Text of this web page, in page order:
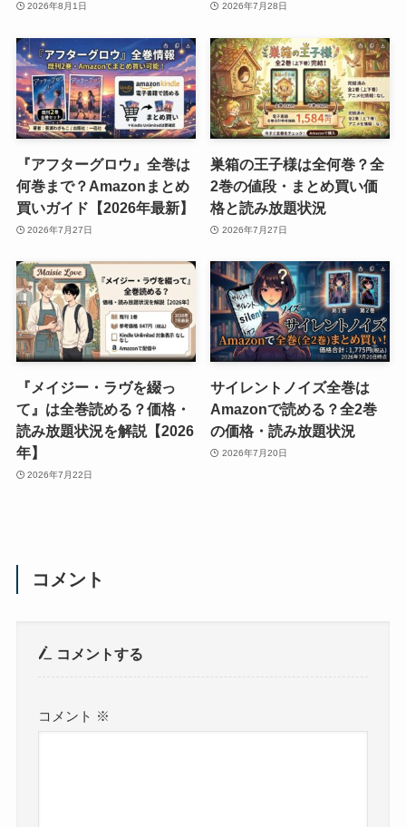
2026年8月1日 2026年7月28日
『アフターグロウ』全巻は
何巻まで？Amazonまとめ
買いガイド【2026年最新】
2026年7月27日
巣箱の王子様は全何巻？全
2巻の値段・まとめ買い価
格と読み放題状況
2026年7月27日
『メイジー・ラヴを綴っ
て』は全巻読める？価格・
読み放題状況を解説【2026
年】
2026年7月22日
サイレントノイズ全巻は
Amazonで読める？全2巻
の価格・読み放題状況
2026年7月20日
コメント
コメントする
コメント ※